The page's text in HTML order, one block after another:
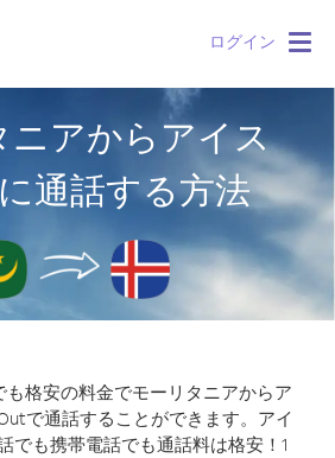
ログイン
ニアからアイス
通話する方法
も格安の料金でモーリタニアからア
で通話することができます。 アイ
でも携帯電話でも通話料は格安！1